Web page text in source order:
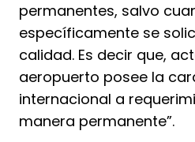
permanentes, salvo
específicamente se
calidad. Es decir que,
aeropuerto posee la
internacional a
manera permanente”.